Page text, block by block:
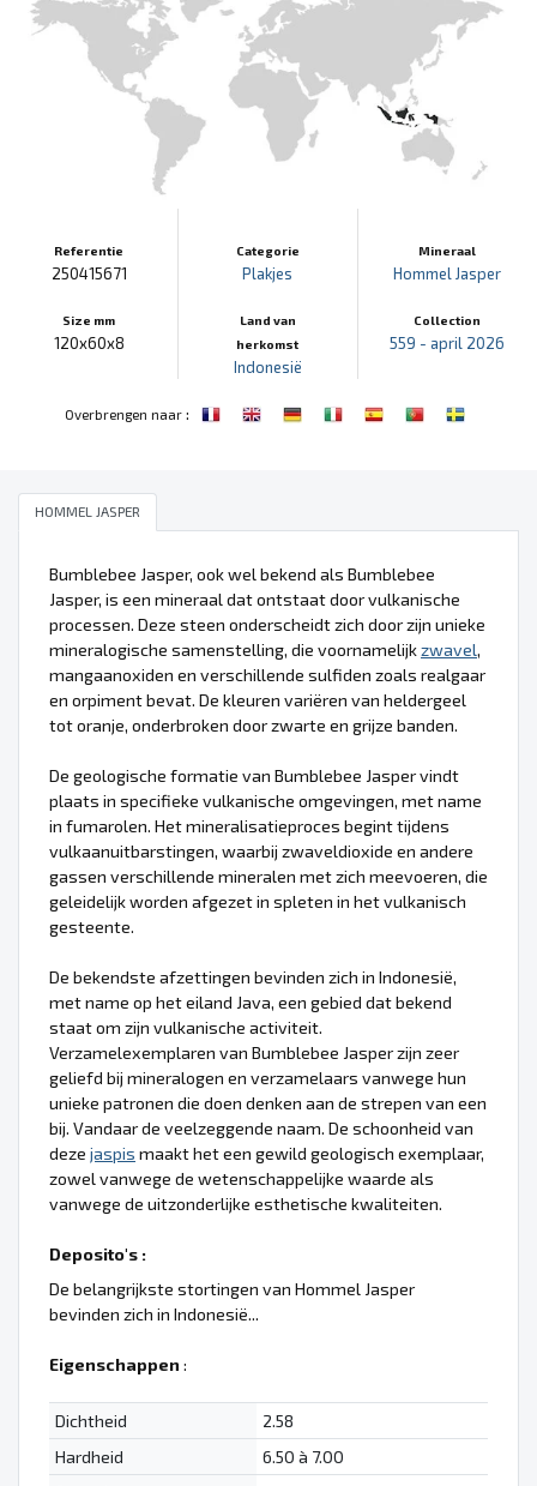
Referentie
250415671
Size mm
120x60x8
Categorie
Plakjes
Land van
herkomst
Indonesië
Mineraal
Hommel Jasper
Collection
559 - april 2026
Overbrengen naar:
HOMMEL JASPER
Bumblebee Jasper, ook wel bekend als Bumblebee
Jasper, is een mineraal dat ontstaat door vulkanische
processen. Deze steen onderscheidt zich door zijn unieke
mineralogische samenstelling, die voornamelijkzwavel,
mangaanoxiden en verschillende sulfiden zoals realgaar
en orpiment bevat. De kleuren variëren van heldergeel
tot oranje, onderbroken door zwarte en grijze banden.
De geologische formatie van Bumblebee Jasper vindt
plaats in specifieke vulkanische omgevingen, met name
in fumarolen. Het mineralisatieproces begint tijdens
vulkaanuitbarstingen, waarbij zwaveldioxide en andere
gassen verschillende mineralen met zich meevoeren, die
geleidelijk worden afgezet in spleten in het vulkanisch
gesteente.
De bekendste afzettingen bevinden zich in Indonesië,
met name op het eiland Java, een gebied dat bekend
staat om zijn vulkanische activiteit.
Verzamelexemplaren van Bumblebee Jasper zijn zeer
geliefd bij mineralogen en verzamelaars vanwege hun
unieke patronen die doen denken aan de strepen van een
bij. Vandaar de veelzeggende naam. De schoonheid van
deze jaspis maakt het een gewild geologisch exemplaar,
zowel vanwege de wetenschappelijke waarde als
vanwege de uitzonderlijke esthetische kwaliteiten.
Deposito's :
De belangrijkste stortingen van Hommel Jasper
bevinden zich in Indonesië...
Eigenschappen :
Dichtheid
2.58
Hardheid
6.50 à 7.00